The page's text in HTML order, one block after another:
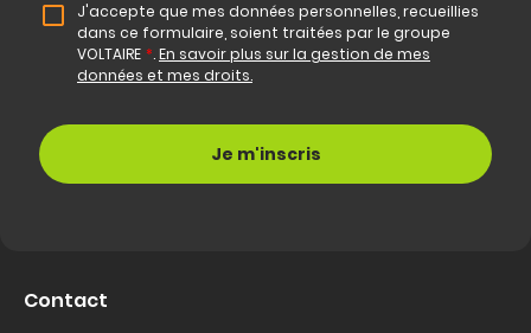
J'accepte que mes données personnelles, recueillies
dans ce formulaire, soient traitées par le groupe
VOLTAIRE *.En savoir plus sur la gestion de mes
données et mes droits.
Contact